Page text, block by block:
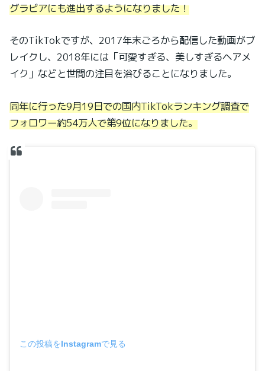
グラビアにも進出するようになりました！
そのTikTokですが、2017年末ごろから配信した動画がブ
レイクし、2018年には「可愛すぎる、美しすぎるヘアメ
イク」などと世間の注目を浴びることになりました。
同年に行った9月19日での国内TikTokランキング調査で
フォロワー約54万人で第9位になりました。
この投稿をInstagramで見る